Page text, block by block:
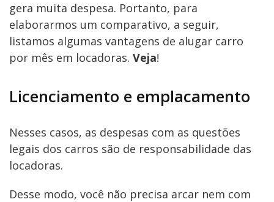
gera muita despesa. Portanto, para
elaborarmos um comparativo, a seguir,
listamos algumas vantagens de alugar carro
por mês em locadoras. Veja!
Licenciamento e emplacamento
Nesses casos, as despesas com as questões
legais dos carros são de responsabilidade das
locadoras.
Desse modo, você não precisa arcar nem com